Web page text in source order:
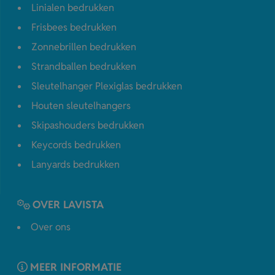
Linialen bedrukken
Frisbees bedrukken
Zonnebrillen bedrukken
Strandballen bedrukken
Sleutelhanger Plexiglas bedrukken
Houten sleutelhangers
Skipashouders bedrukken
Keycords bedrukken
Lanyards bedrukken
OVER LAVISTA
Over ons
MEER INFORMATIE